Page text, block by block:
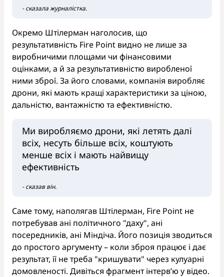
- сказала журналістка.
Окремо Штілерман наголосив, що
результативність Fire Point видно не лише за
виробничими площами чи фінансовими
оцінками, а й за результативністю виробленої
ними зброї. За його словами, компанія виробляє
дрони, які мають кращі характеристики за ціною,
дальністю, вантажністю та ефективністю.
Ми виробляємо дрони, які летять далі
всіх, несуть більше всіх, коштують
менше всіх і мають найвищу
ефективність
- сказав він.
Саме тому, наполягав Штілерман, Fire Point не
потребував ані політичного "даху", ані
посередників, ані Міндіча. Його позиція зводиться
до простого аргументу – коли зброя працює і дає
результат, її не треба "кришувати" через кулуарні
домовленості. Дивіться фрагмент інтервʼю у відео.